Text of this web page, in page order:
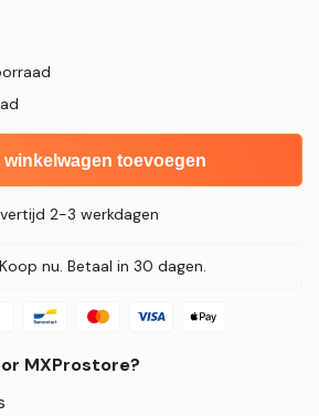
winkelwagen toevoegen
2-3 werkdagen
Koop nu. Betaal in 30 dagen.
MXProstore?